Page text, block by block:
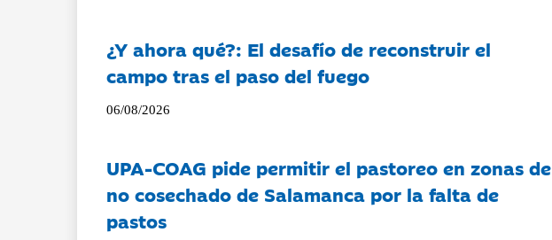
¿Y ahora qué?: El desafío de reconstruir el
campo tras el paso del fuego
06/08/2026
UPA-COAG pide permitir el pastoreo en zonas de
no cosechado de Salamanca por la falta de
pastos